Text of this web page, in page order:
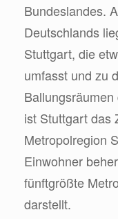
Bundeslandes.
Deutschlands
Stuttgart, die
umfasst und zu
ist Stuttgart das
Metropolregion
Einwohner
fünftgrößte
darstellt.